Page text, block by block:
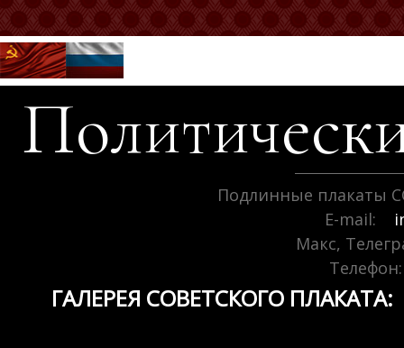
Подлинные плакаты
E-mail:
Макс,
Телефон:
ГАЛЕРЕЯ СОВЕТСКОГО ПЛАКАТА: